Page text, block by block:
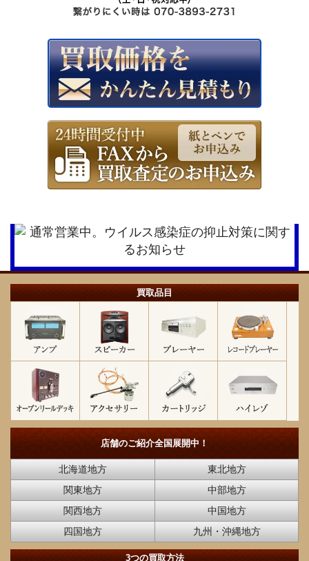
買取品目
店舗のご紹介全国展開中！
北海道地方
東北地方
関東地方
中部地方
関西地方
中国地方
四国地方
九州・沖縄地方
3つの買取方法